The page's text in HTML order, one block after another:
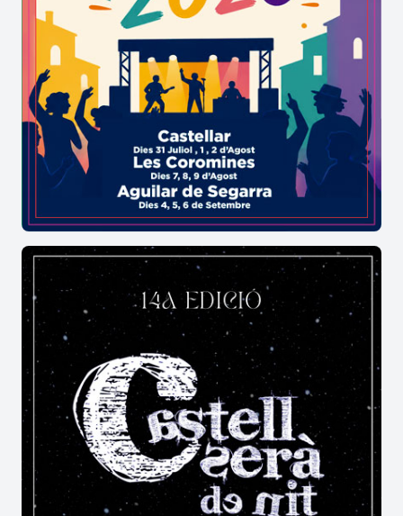
Memòria històrica:Recuperar, preservar i
difondre la memòria històrica de Santa Coloma
esdevé fonamental per a la preservació dels
valors democràtics, la llibertat, la pau i la justícia
social. Conèixer què va succeir des de la Segona
República fins a la fi del règim franquista, com
també de la Transició fins a la democràcia, és un
homenatge a totes aquelles persones que van
lluitar per la consecució dels drets i les llibertats
democràtiques(+ consulta el programa)
Per conèixer en detall les activitats que
s'organitzen des del Museu Torre Balldovina, les
exposicions temporals, les actvitats educatives,
els serveis i l'actualitat en general
(+ informació)